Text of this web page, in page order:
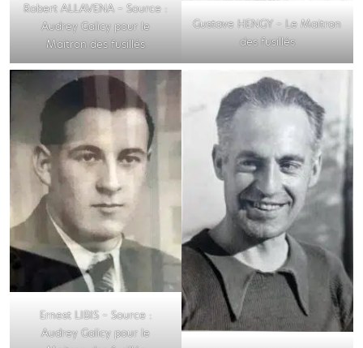
Robert ALLAVENA – Source :
Audrey Galicy pour le
Maitron des fusillés
Gustave HENGY – Le Maitron
des fusillés
Ernest LIBIS – Source :
Audrey Galicy pour le